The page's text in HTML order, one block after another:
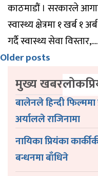
काठमाडौं । सरकारले
स्वास्थ्य क्षेत्रमा १ खर्ब १
गर्दै स्वास्थ्य सेवा विस्तार,....
Posts
navigation
Older posts
मुख्य खबर
बालेनले हिन्दी
अर्यालले राजिनामा
नायिका प्रियंका
बन्धनमा बाँधिने